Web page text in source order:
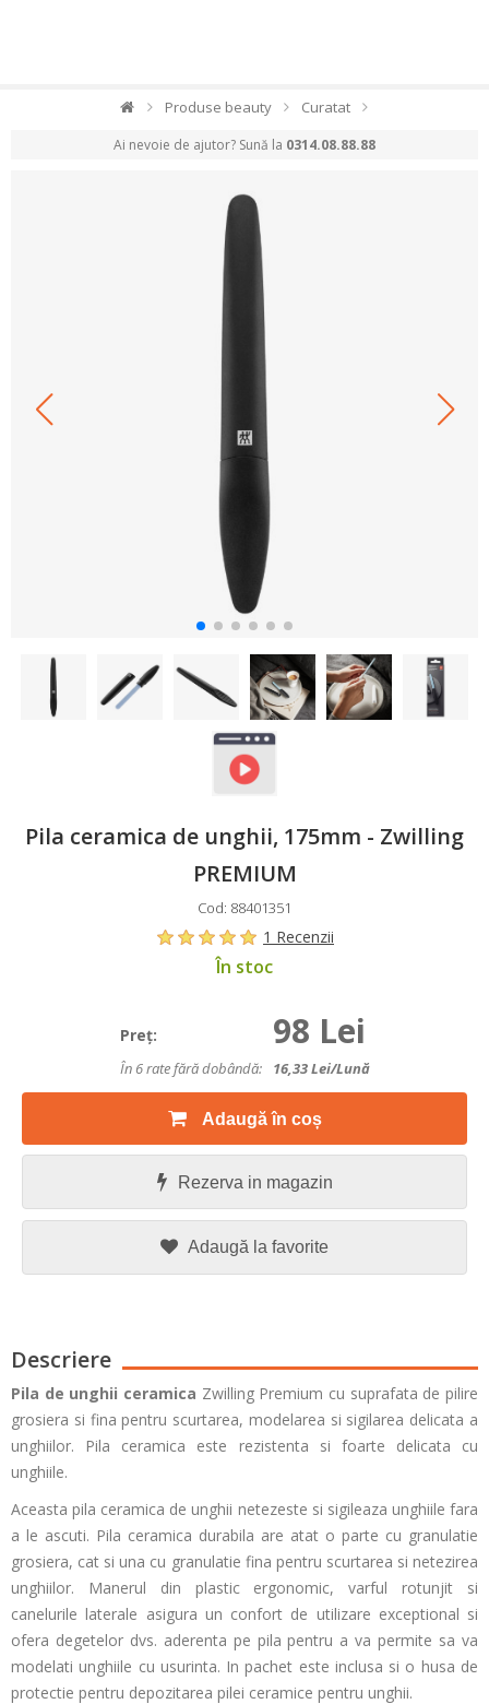
Produse beauty Curatat
Ai nevoie de ajutor? Sună la 0314.08.88.88
Pila ceramica de unghii, 175mm - Zwilling
PREMIUM
Cod: 88401351
1 Recenzii
În stoc
Preţ: 98 Lei
În 6 rate fără dobândă: 16,33Lei/lună
Adaugă în coș
Rezerva in magazin
Adaugă la favorite
Descriere
Pila de unghii ceramica Zwilling Premium cu suprafata de pilire
grosiera si fina pentru scurtarea, modelarea si sigilarea delicata a
unghiilor. Pila ceramica este rezistenta si foarte delicata cu
unghiile.
Aceasta pila ceramica de unghii netezeste si sigileaza unghiile fara
a le ascuti. Pila ceramica durabila are atat o parte cu granulatie
grosiera, cat si una cu granulatie fina pentru scurtarea si netezirea
unghiilor. Manerul din plastic ergonomic, varful rotunjit si
canelurile laterale asigura un confort de utilizare exceptional si
ofera degetelor dvs. aderenta pe pila pentru a va permite sa va
modelati unghiile cu usurinta. In pachet este inclusa si o husa de
protectie pentru depozitarea pilei ceramice pentru unghii.